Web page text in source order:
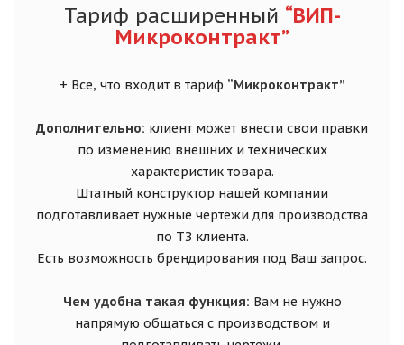
Тариф расширенный “ВИП-
Микроконтракт”
+ Все, что входит в тариф “Микроконтракт”
Дополнительно: клиент может внести свои правки
по изменению внешних и технических
характеристик товара.
Штатный конструктор нашей компании
подготавливает нужные чертежи для производства
по ТЗ клиента.
Есть возможность брендирования под Ваш запрос.
Чем удобна такая функция: Вам не нужно
напрямую общаться с производством и